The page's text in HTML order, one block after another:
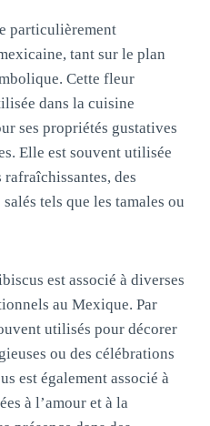
particulièrement
tant sur le plan
Cette fleur
dans la cuisine
ses propriétés gustatives
Elle est souvent utilisée
des
tels que les tamales ou
est associé à diverses
au Mexique. Par
utilisés pour décorer
ou des célébrations
est également associé à
à l’amour et à la